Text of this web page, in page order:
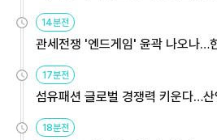
14분전
관세전쟁 '엔드게임' 윤곽 나오나…
17분전
섬유패션 글로벌 경쟁력 키운다…
18분전